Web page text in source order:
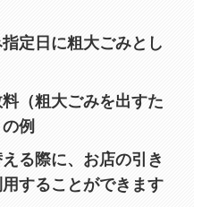
定日に粗大ごみとし
（粗大ごみを出すた
例
る際に、お店の引き
することができます